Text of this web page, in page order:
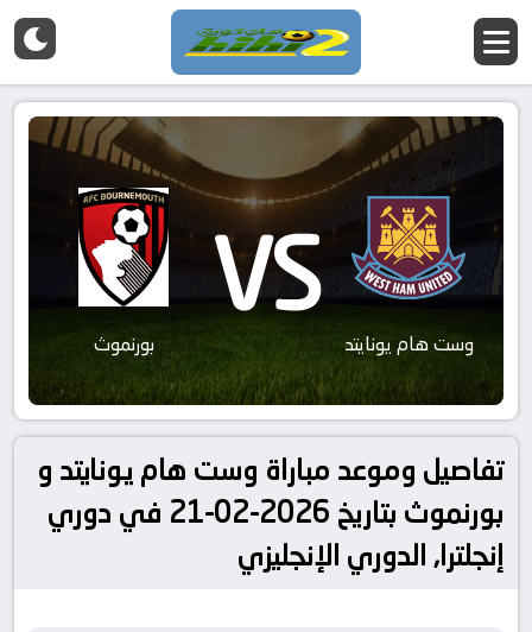
وست هام يونايتد VS بورنموث
تفاصيل وموعد مباراة وست هام يونايتد و
بورنموث بتاريخ 2026-02-21 في دوري
إنجلترا, الدوري الإنجليزي